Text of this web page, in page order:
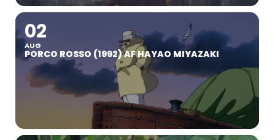
02
AUG
PORCO ROSSO (1992) AF HAYAO MIYAZAKI